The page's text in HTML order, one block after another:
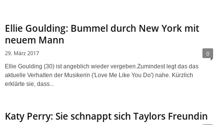
Ellie Goulding: Bummel durch New York mit
neuem Mann
29. März 2017 0
Ellie Goulding (30) ist angeblich wieder vergeben.Zumindest legt das das
aktuelle Verhalten der Musikerin ('Love Me Like You Do') nahe. Kürzlich
erklärte sie, dass...
Katy Perry: Sie schnappt sich Taylors Freundin